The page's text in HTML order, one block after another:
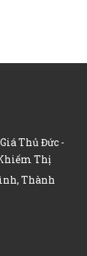
Thủ Đức -
Thị
Thành